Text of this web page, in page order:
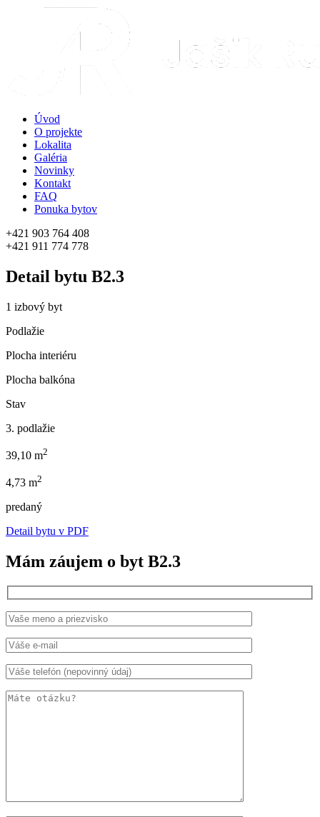
Úvod
O projekte
Lokalita
Galéria
Novinky
Kontakt
FAQ
Ponuka bytov
+421 903 764 408
+421 911 774 778
Detail bytu B2.3
1 izbový byt
Podlažie
Plocha interiéru
Plocha balkóna
Stav
3. podlažie
39,10 m2
4,73 m2
predaný
Detail bytu v PDF
Mám záujem o byt B2.3